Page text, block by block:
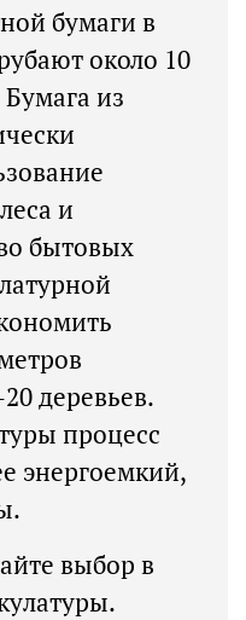
бумаги в
около 10
Бумага из
и
бытовых
деревьев.
процесс
энергоемкий,
выбор в